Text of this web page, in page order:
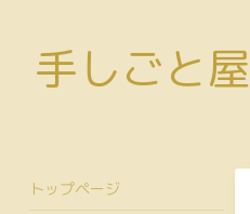
手しごと
トップページ